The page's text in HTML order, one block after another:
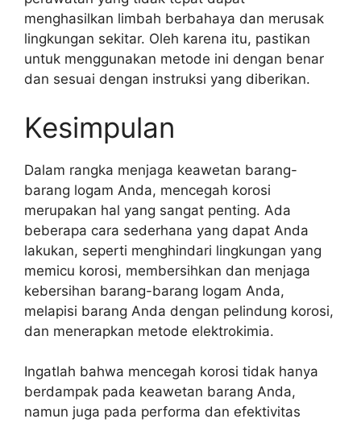
menghasilkan limbah berbahaya dan merusak
lingkungan sekitar. Oleh karena itu, pastikan
untuk menggunakan metode ini dengan benar
dan sesuai dengan instruksi yang diberikan.
Kesimpulan
Dalam rangka menjaga keawetan barang-
barang logam Anda, mencegah korosi
merupakan hal yang sangat penting. Ada
beberapa cara sederhana yang dapat Anda
lakukan, seperti menghindari lingkungan yang
memicu korosi, membersihkan dan menjaga
kebersihan barang-barang logam Anda,
melapisi barang Anda dengan pelindung korosi,
dan menerapkan metode elektrokimia.
Ingatlah bahwa mencegah korosi tidak hanya
berdampak pada keawetan barang Anda,
namun juga pada performa dan efektivitas